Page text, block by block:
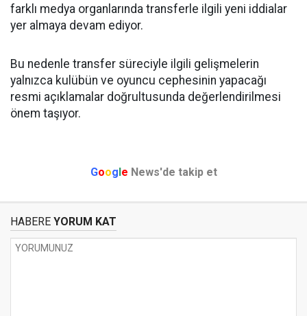
farklı medya organlarında transferle ilgili yeni iddialar
yer almaya devam ediyor.
Bu nedenle transfer süreciyle ilgili gelişmelerin
yalnızca kulübün ve oyuncu cephesinin yapacağı
resmi açıklamalar doğrultusunda değerlendirilmesi
önem taşıyor.
Google News'de takip et
HABERE YORUM KAT